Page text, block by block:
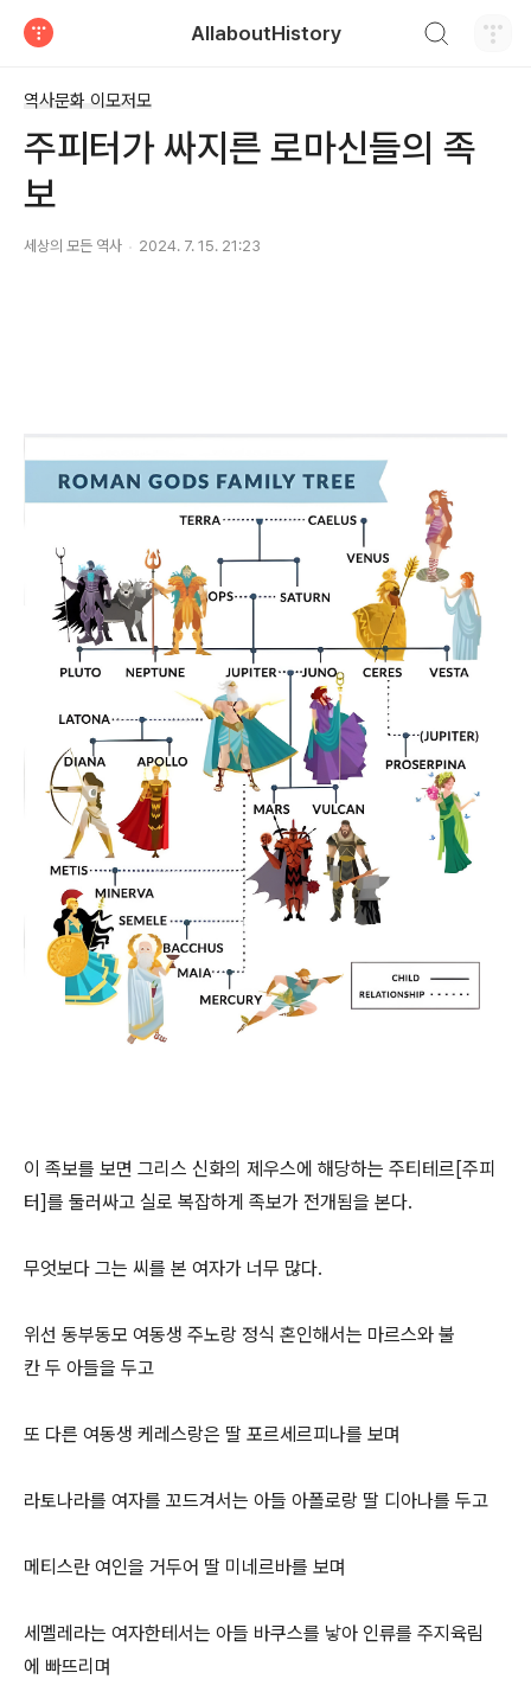
AllaboutHistory
역사문화 이모저모
주피터가 싸지른 로마신들의 족
보
세상의 모든 역사 2024. 7. 15. 21:23
이 족보를 보면 그리스 신화의 제우스에 해당하는 주티테르[주피
터]를 둘러싸고 실로 복잡하게 족보가 전개됨을 본다.
무엇보다 그는 씨를 본 여자가 너무 많다.
위선 동부동모 여동생 주노랑 정식 혼인해서는 마르스와 불
칸 두 아들을 두고
또 다른 여동생 케레스랑은 딸 포르세르피나를 보며
라토나라를 여자를 꼬드겨서는 아들 아폴로랑 딸 디아나를 두고
메티스란 여인을 거두어 딸 미네르바를 보며
세멜레라는 여자한테서는 아들 바쿠스를 낳아 인류를 주지육림
에 빠뜨리며